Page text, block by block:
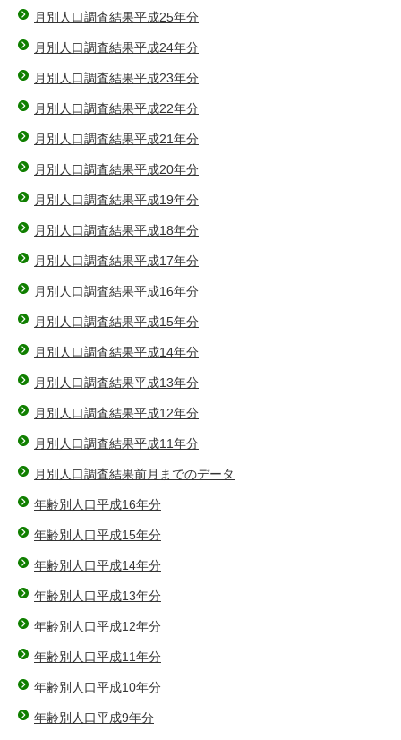
月別人口調査結果平成25年分
月別人口調査結果平成24年分
月別人口調査結果平成23年分
月別人口調査結果平成22年分
月別人口調査結果平成21年分
月別人口調査結果平成20年分
月別人口調査結果平成19年分
月別人口調査結果平成18年分
月別人口調査結果平成17年分
月別人口調査結果平成16年分
月別人口調査結果平成15年分
月別人口調査結果平成14年分
月別人口調査結果平成13年分
月別人口調査結果平成12年分
月別人口調査結果平成11年分
月別人口調査結果前月までのデータ
年齢別人口平成16年分
年齢別人口平成15年分
年齢別人口平成14年分
年齢別人口平成13年分
年齢別人口平成12年分
年齢別人口平成11年分
年齢別人口平成10年分
年齢別人口平成9年分